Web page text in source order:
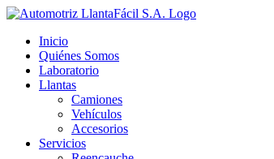
Skip
content
facebook
youtube
Inicio
Quiénes Somos
Laboratorio
Llantas
Camiones
Vehículos
Accesorios
Servicios